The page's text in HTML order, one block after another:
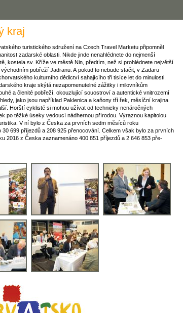
kraj
turistického sdružení na Czech Travel Marketu připomněl
zadarské oblasti. Nikde jinde nenahlédnete do nejmenší
kostela sv. Kříže ve městě Nin, předtím, než si prohlédnete největší
pobřeží Jadranu. A pokud to nebude stačit, v Zadaru
kulturního dědictví sahajícího tři tisíce let do minulosti.
kraje skýtá nezapomenutelné zážitky i milovníkům
a členité pobřeží, okouzlující souostroví a autentické vnitrozemí
jako jsou například Paklenica a kaňony tří řek, měsíční krajina
Horští cyklisté si mohou užívat od technicky nenáročných
po těžké úseky vedoucí nádhernou přírodou. Výraznou kapitolou
V ní bylo z Česka za prvních sedm měsíců roku
30 699 příjezdů a 208 925 přeno­cování. Celkem však bylo za prvních
2016 z Česka zaznamenáno 400 851 příjezdů a 2 646 853 pře­